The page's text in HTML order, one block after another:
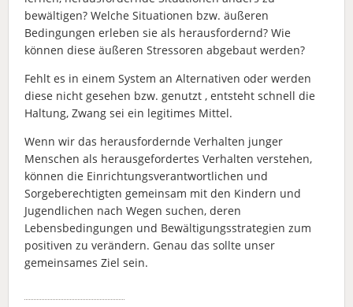
bewältigen? Welche Situationen bzw. äußeren
Bedingungen erleben sie als herausfordernd? Wie
können diese äußeren Stressoren abgebaut werden?
Fehlt es in einem System an Alternativen oder werden
diese nicht gesehen bzw. genutzt , entsteht schnell die
Haltung, Zwang sei ein legitimes Mittel.
Wenn wir das herausfordernde Verhalten junger
Menschen als herausgefordertes Verhalten verstehen,
können die Einrichtungsverantwortlichen und
Sorgeberechtigten gemeinsam mit den Kindern und
Jugendlichen nach Wegen suchen, deren
Lebensbedingungen und Bewältigungsstrategien zum
positiven zu verändern. Genau das sollte unser
gemeinsames Ziel sein.